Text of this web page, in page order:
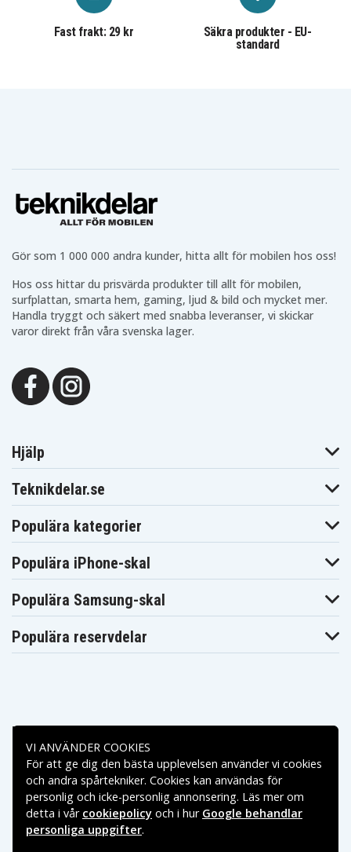
Fast frakt: 29 kr
Säkra produkter - EU-
standard
Gör som 1 000 000 andra kunder, hitta allt för mobilen hos oss!
Hos oss hittar du prisvärda produkter till allt för mobilen,
surfplattan, smarta hem, gaming, ljud & bild och mycket mer.
Handla tryggt och säkert med snabba leveranser, vi skickar
varor direkt från våra svenska lager.
Hjälp
Teknikdelar.se
Populära kategorier
Populära iPhone-skal
Populära Samsung-skal
Populära reservdelar
Betalningsalternativ
Leveransalternativ
VI ANVÄNDER COOKIES
För att ge dig den bästa upplevelsen använder vi cookies
och andra spårtekniker. Cookies kan användas för
personlig och icke-personlig annonsering. Läs mer om
detta i vår cookiepolicy och i hur Google behandlar
personliga uppgifter.